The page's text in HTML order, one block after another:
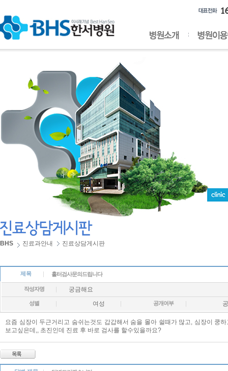
BHS 진료과안내 진료상담게시판
제목 홀터검사문의드립니다
작성자명 궁금해요
성별 여성 공개여부
요즘 심장이 두근거리고 숨쉬는것도 갑갑해서 숨을 몰아 쉴때가 많고, 심장이 쿵
보고싶은데,, 초진인데 진료 후 바로 검사를 할수있을까요?